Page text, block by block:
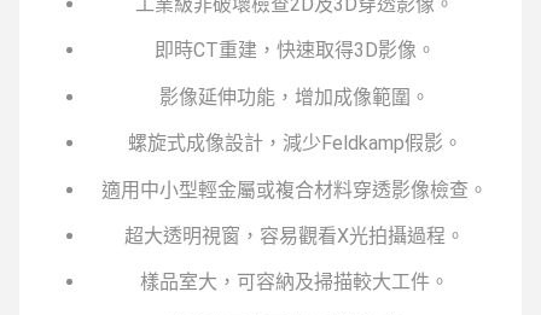
即時CT重建，快速取得3D影像。
影像延伸功能，增加成像範圍。
螺旋式成像設計，減少Feldkamp假影。
適用中小型輕金屬或複合材料穿透影像檢查。
超大透明視窗，容易觀看X光拍攝過程。
樣品室大，可容納及掃描較大工件。